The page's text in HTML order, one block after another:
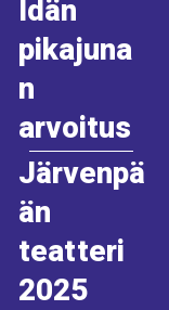
Idän
pikajuna
n
arvoitus
Järvenpä
än
teatteri
2025